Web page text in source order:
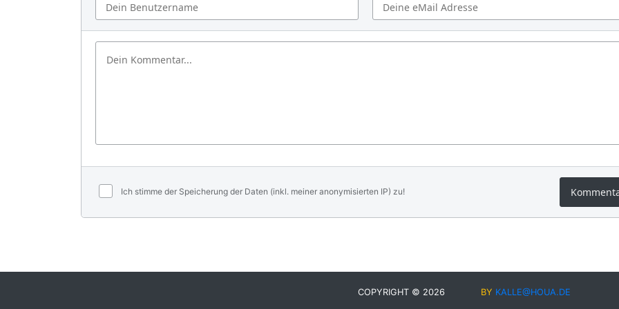
Ich stimme der Speicherung der Daten (inkl. meiner anonymisierten IP) zu!
COPYRIGHT © 2026 BY KALLE@HOUA.DE